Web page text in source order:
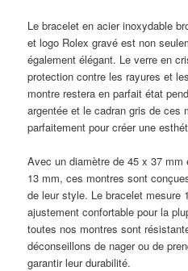
Le bracelet en acier inoxydable
et logo Rolex gravé est non
également élégant. Le verre en
protection contre les rayures et
montre restera en parfait état
argentée et le cadran gris de ces
parfaitement pour créer une
Avec un diamètre de 45 x 37
13 mm, ces montres sont
de leur style. Le bracelet mesure
ajustement confortable pour la
toutes nos montres sont
déconseillons de nager ou de
garantir leur durabilité.